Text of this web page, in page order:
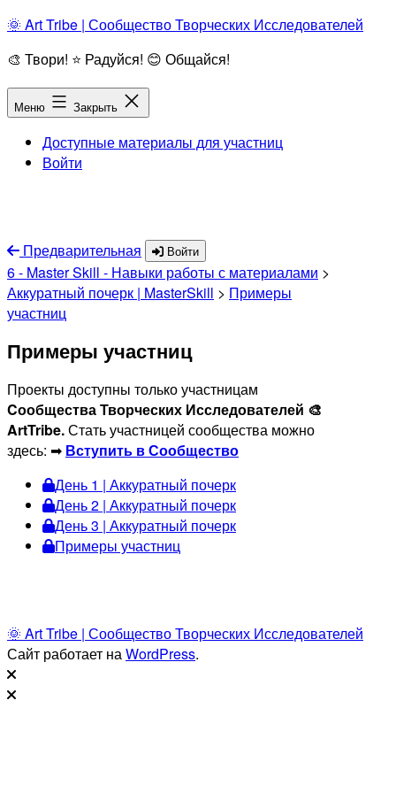
Перейти
содержимому
🌞 Art Tribe | Сообщество Творческих Исследователей
🎨 Твори! ⭐ Радуйся! 😊 Общайся!
Меню Закрыть
Доступные материалы для участниц
Войти
Предварительная Войти
6 - Master Skill - Навыки работы с материалами >
Аккуратный почерк | MasterSkill > Примеры
участниц
Примеры участниц
Проекты доступны только участницам
Cообщества Творческих Исследователей 🎨
ArtTribe.Стать участницей сообщества можно
здесь: ➡ Вступить в Сообщество
День 1 | Аккуратный почерк
День 2 | Аккуратный почерк
День 3 | Аккуратный почерк
Примеры участниц
🌞 Art Tribe | Сообщество Творческих Исследователей
Сайт работает наWordPress.